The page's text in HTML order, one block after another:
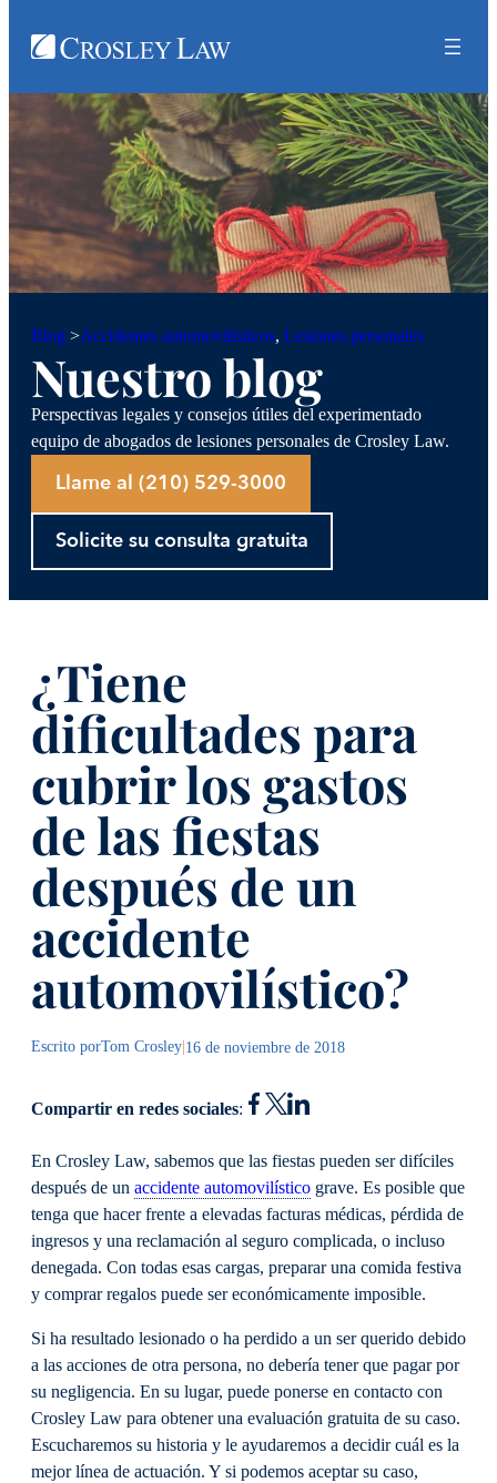
Blog >Accidentes automovilísticos, Lesiones personales
Nuestro blog
Perspectivas legales y consejos útiles del experimentado
equipo de abogados de lesiones personales de Crosley Law.
Llame al (210) 529-3000
Solicite su consulta gratuita
¿Tiene
dificultades para
cubrir los gastos
de las fiestas
después de un
accidente
automovilístico?
Escrito porTom Crosley|16 de noviembre de 2018
Compartir en redes sociales:
En Crosley Law, sabemos que las fiestas pueden ser difíciles
después de un accidente automovilístico grave. Es posible que
tenga que hacer frente a elevadas facturas médicas, pérdida de
ingresos y una reclamación al seguro complicada, o incluso
denegada. Con todas esas cargas, preparar una comida festiva
y comprar regalos puede ser económicamente imposible.
Si ha resultado lesionado o ha perdido a un ser querido debido
a las acciones de otra persona, no debería tener que pagar por
su negligencia. En su lugar, puede ponerse en contacto con
Crosley Law para obtener una evaluación gratuita de su caso.
Escucharemos su historia y le ayudaremos a decidir cuál es la
mejor línea de actuación. Y si podemos aceptar su caso,